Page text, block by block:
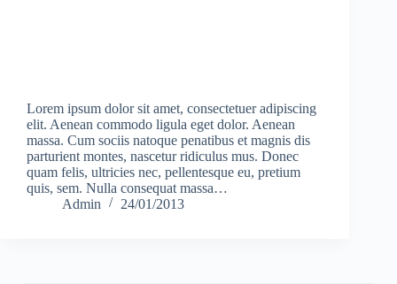
Lorem ipsum dolor sit amet, consectetuer adipiscing
elit. Aenean commodo ligula eget dolor. Aenean
massa. Cum sociis natoque penatibus et magnis dis
parturient montes, nascetur ridiculus mus. Donec
quam felis, ultricies nec, pellentesque eu, pretium
quis, sem. Nulla consequat massa…
Admin
24/01/2013